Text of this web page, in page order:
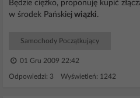
Będzie ciężko, proponuję kupić
w środek Pańskiej wiązki.
Samochody Początkujący
01 Gru 2009 22:42
Odpowiedzi: 3 Wyświetleń: 1242